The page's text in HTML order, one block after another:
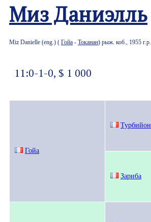
Миз Даниэлль
Miz Danielle (eng.) ( Гойа - Токанан) рыж. коб., 1955 г.р.
11:0-1-0, $ 1 000
Гойа
Турбийон
Зариба